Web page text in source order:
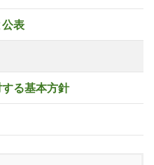
表
る基本方針